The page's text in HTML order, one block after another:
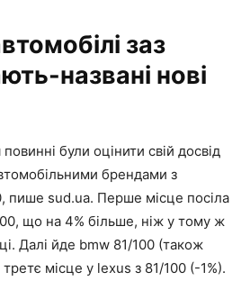
заз
названі нові
були оцінити свій досвід
брендами з
пише sud.ua. Перше місце посіла
що на 4% більше, ніж у тому ж
Далі йде bmw 81/100 (також
місце у lexus з 81/100 (-1%).